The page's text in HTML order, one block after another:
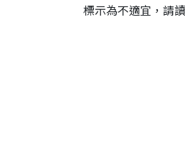
標示為不適宜，請